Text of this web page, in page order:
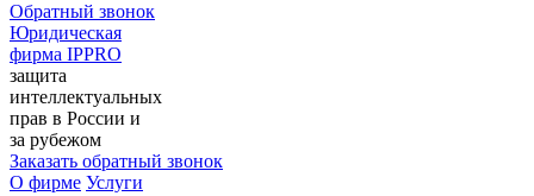
Обратный звонок
Юридическая
фирма IPPRO
защита
интеллектуальных
прав в России и
за рубежом
Заказать обратный звонок
О фирме Услуги